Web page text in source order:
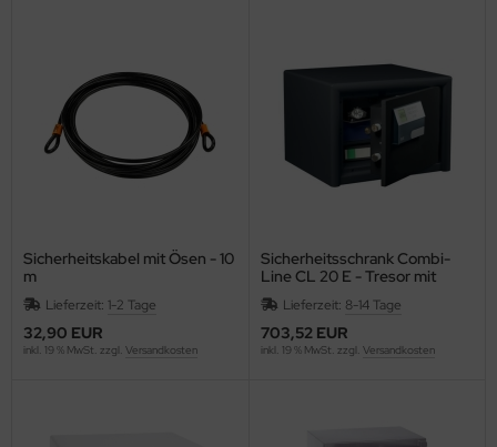
Sicherheitskabel mit Ösen - 10
m
Lieferzeit: 1-2 Tage
32,90 EUR
inkl. 19 % MwSt. zzgl. Versandkosten
Sicherheitsschrank Combi-
Line CL 20 E - Tresor mit
Elektronikschloss
Lieferzeit: 8-14 Tage
703,52 EUR
inkl. 19 % MwSt. zzgl. Versandkosten